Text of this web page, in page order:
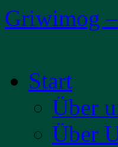
Griwimog
Inhalt
springenStart
Über
Über